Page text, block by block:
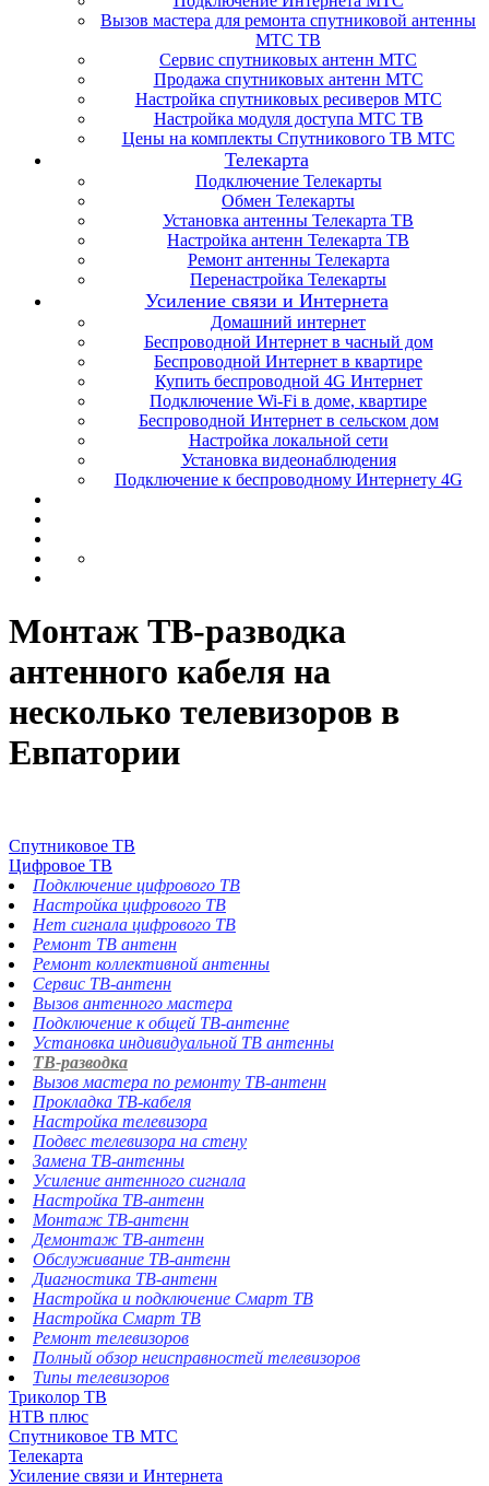
Вызов мастера для ремонта спутниковой антенны
МТС ТВ
Сервис спутниковых антенн МТС
Продажа спутниковых антенн МТС
Настройка спутниковых ресиверов МТС
Настройка модуля доступа МТС ТВ
Цены на комплекты Спутникового ТВ МТС
Телекарта
Подключение Телекарты
Обмен Телекарты
Установка антенны Телекарта ТВ
Настройка антенн Телекарта ТВ
Ремонт антенны Телекарта
Перенастройка Телекарты
Усиление связи и Интернета
Домашний интернет
Беспроводной Интернет в часный дом
Беспроводной Интернет в квартире
Купить беспроводной 4G Интернет
Подключение Wi-Fi в доме, квартире
Беспроводной Интернет в сельском дом
Настройка локальной сети
Установка видеонаблюдения
Подключение к беспроводному Интернету 4G
Монтаж ТВ-разводка
антенного кабеля на
несколько телевизоров в
Евпатории
Спутниковое ТВ
Цифровое ТВ
Подключение цифрового ТВ
Настройка цифрового ТВ
Нет сигнала цифрового ТВ
Ремонт ТВ антенн
Ремонт коллективной антенны
Сервис ТВ-антенн
Вызов антенного мастера
Подключение к общей ТВ-антенне
Установка индивидуальной ТВ антенны
ТВ-разводка
Вызов мастера по ремонту ТВ-антенн
Прокладка ТВ-кабеля
Настройка телевизора
Подвес телевизора на стену
Замена ТВ-антенны
Усиление антенного сигнала
Настройка ТВ-антенн
Монтаж ТВ-антенн
Демонтаж ТВ-антенн
Обслуживание ТВ-антенн
Диагностика ТВ-антенн
Настройка и подключение Смарт ТВ
Настройка Смарт ТВ
Ремонт телевизоров
Полный обзор неисправностей телевизоров
Типы телевизоров
Триколор ТВ
НТВ плюс
Спутниковое ТВ МТС
Телекарта
Усиление связи и Интернета